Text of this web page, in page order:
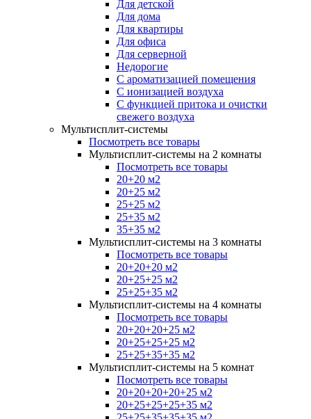
Для детской
Для дома
Для квартиры
Для офиса
Для серверной
Недорогие
С ароматизацией помещения
С ионизацией воздуха
С функцией притока и очистки
свежего воздуха
Мультисплит-системы
Посмотреть все товары
Мультисплит-системы на 2 комнаты
Посмотреть все товары
20+20 м2
20+25 м2
25+25 м2
25+35 м2
35+35 м2
Мультисплит-системы на 3 комнаты
Посмотреть все товары
20+20+20 м2
20+25+25 м2
25+25+35 м2
Мультисплит-системы на 4 комнаты
Посмотреть все товары
20+20+20+25 м2
20+25+25+25 м2
25+25+35+35 м2
Мультисплит-системы на 5 комнат
Посмотреть все товары
20+20+20+20+25 м2
20+25+25+25+35 м2